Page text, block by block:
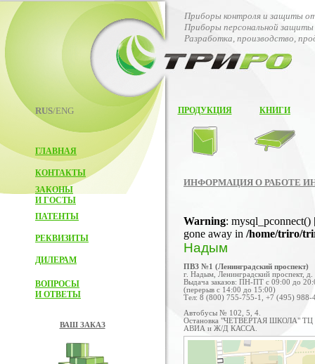
RUS/ENG
ГЛАВНАЯ
КОНТАКТЫ
ЗАКОНЫ
И ГОСТЫ
ПАТЕНТЫ
РЕКВИЗИТЫ
ДИЛЕРАМ
ВОПРОСЫ
И ОТВЕТЫ
ВАШ ЗАКАЗ
Приборы контроля и защиты
Приборы персональной
Разработка, производство,
ПРОДУКЦИЯ КНИГИ
ИНФОРМАЦИЯ О РАБОТЕ
Warning: mysql_pconnect()
gone away in /home/triro/
Надым
ПВЗ №1 (Ленинградский проспект)
г. Надым, Ленинградский проспект, д.
Выдача заказов: ПН-ПТ с 09:00 до
(перерыв с 14:00 до 15:00)
Тел: 8 (800) 755-755-1, +7 (495) 988-
Автобусы № 102, 5, 4.
Остановка "ЧЕТВЕРТАЯ ШКОЛА" ТЦ
АВИА и Ж/Д КАССА.